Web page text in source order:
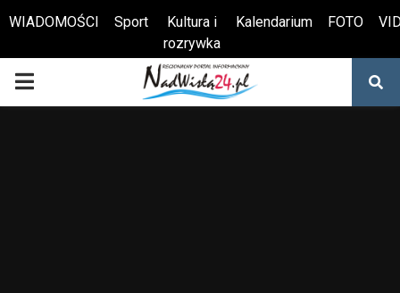
Otwórz pasek narzędzi
WIADOMOŚCI Sport
Kultura i
rozrywka
Kalendarium FOTO
PRIMARY